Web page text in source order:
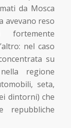
da Mosca
avevano reso
nel caso
su
regione
seta,
dintorni) che